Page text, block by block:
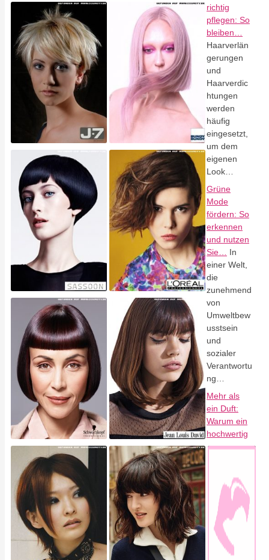
richtig
pflegen: So
bleiben…
Haarverlän
gerungen
und
Haarverdic
htungen
werden
häufig
eingesetzt,
um dem
eigenen
Look…
Grüne
Mode
fördern: So
erkennen
und nutzen
Sie…
In
einer Welt,
die
zunehmend
von
Umweltbew
usstsein
und
sozialer
Verantwortu
ng…
Mehr als
ein Duft:
Warum ein
hochwertig